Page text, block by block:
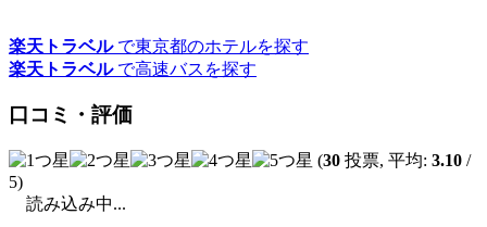
楽天トラベルで東京都のホテルを探す
楽天トラベルで高速バスを探す
口コミ・評価
(30 投票, 平均: 3.10 /
5)
読み込み中...